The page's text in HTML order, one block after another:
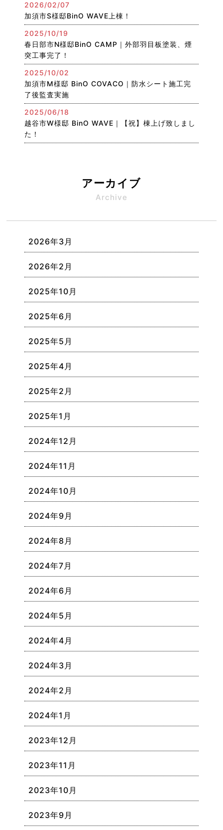
2026/02/07
加須市S様邸BinO WAVE上棟！
2025/10/19
春日部市N様邸BinO CAMP｜外部羽目板塗装、煙
突工事完了！
2025/10/02
加須市M様邸 BinO COVACO｜防水シート施工完
了後監査実施
2025/06/18
越谷市W様邸 BinO WAVE｜【祝】棟上げ致しまし
た！
アーカイブ
Archive
2026年3月
2026年2月
2025年10月
2025年6月
2025年5月
2025年4月
2025年2月
2025年1月
2024年12月
2024年11月
2024年10月
2024年9月
2024年8月
2024年7月
2024年6月
2024年5月
2024年4月
2024年3月
2024年2月
2024年1月
2023年12月
2023年11月
2023年10月
2023年9月